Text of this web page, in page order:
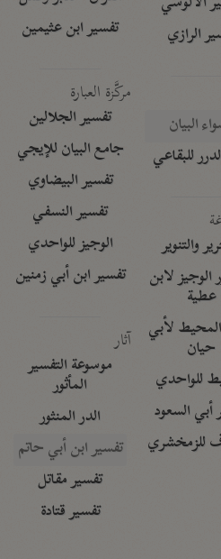
الرازي
البيان
للبقاعي
والتنوير
الوجيز لابن
عطية
لأبي
حيان
للواحدي
أبي السعود
للزمخشري
تفسير ابن عثيمين
مركَّزة العبارة
تفسير الجلالين
جامع البيان للإيجي
تفسير البيضاوي
تفسير النسفي
الوجيز للواحدي
تفسير ابن أبي زمنين
آثار
موسوعة التفسير
المأثور
الدر المنثور
تفسير ابن أبي حاتم
تفسير مقاتل
تفسير قتادة